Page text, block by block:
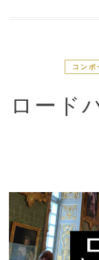
コンポ
ロード